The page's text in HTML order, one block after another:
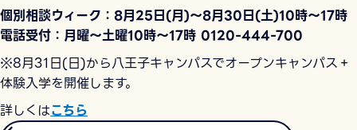
個別相談ウィーク：8月25日(月)～8月30日(土)10時～17時
電話受付：月曜～土曜10時～17時 0120-444-700
※8月31日(日)から八王子キャンパスでオープンキャンパス＋
体験入学を開催します。
詳しくはこちら